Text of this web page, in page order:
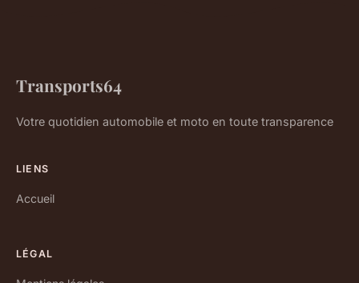
Transports64
Votre quotidien automobile et moto en toute transparence
LIENS
Accueil
LÉGAL